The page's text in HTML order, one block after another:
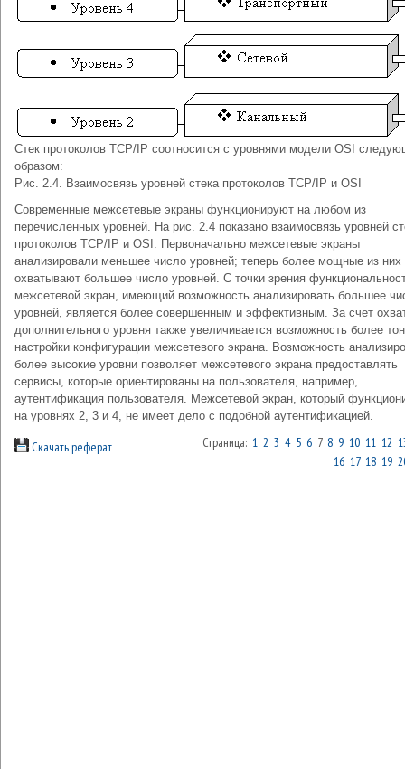
Стек протоколов TCP/IP соотносится с уровнями модели OSI
образом:
Рис. 2.4. Взаимосвязь уровней стека протоколов ТСР/IР и OSI
Современные межсетевые экраны функционируют на любом из
перечисленных уровней. На рис. 2.4 показано взаимосвязь уровней
протоколов TCP/IP и OSI. Первоначально межсетевые экраны
анализировали меньшее число уровней; теперь более мощные из них
охватывают большее число уровней. С точки зрения
межсетевой экран, имеющий возможность анализировать большее
уровней, является более совершенным и эффективным. За счет
дополнительного уровня также увеличивается возможность более
настройки конфигурации межсетевого экрана. Возможность
более высокие уровни позволяет межсетевого экрана предоставлять
сервисы, которые ориентированы на пользователя, например,
аутентификация пользователя. Межсетевой экран, который
на уровнях 2, 3 и 4, не имеет дело с подобной аутентификацией.
Скачать реферат Страница: 1 2 3 4 5 6 7 8 9 10 11 12
16 17 18 19